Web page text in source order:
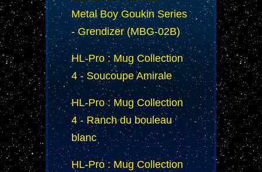
Metal Boy Goukin Series
- Grendizer (MBG-02B)
HL-Pro : Mug Collection
4 - Soucoupe Amirale
HL-Pro : Mug Collection
4 - Ranch du bouleau
blanc
HL-Pro : Mug Collection